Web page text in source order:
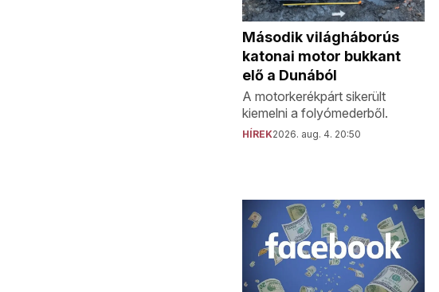
Második világháborús
katonai motor bukkant
elő a Dunából
A motorkerékpárt sikerült
kiemelni a folyómederből.
HÍREK2026. aug. 4. 20:50